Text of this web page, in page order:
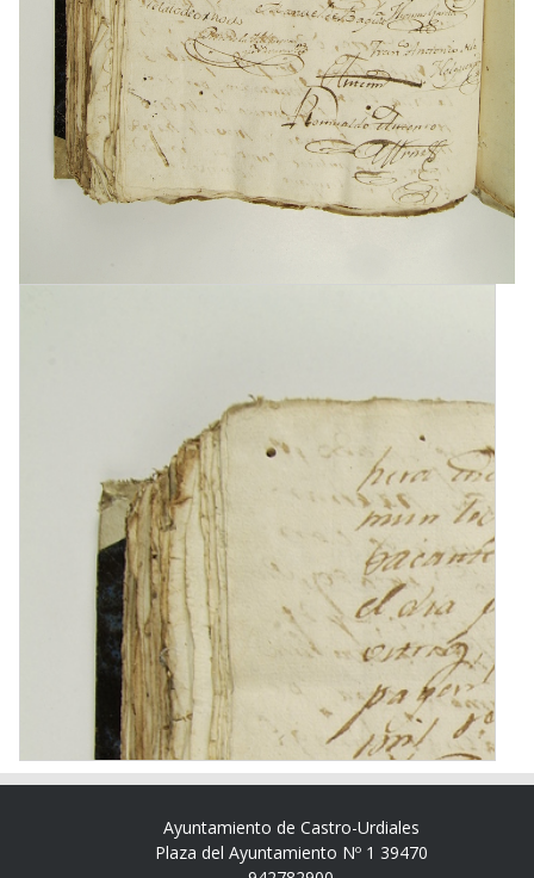
Ayuntamiento de Castro-Urdiales
Plaza del Ayuntamiento Nº 1 39470